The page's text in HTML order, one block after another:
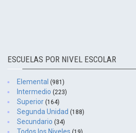
ESCUELAS POR NIVEL ESCOLAR
Elemental (981)
Intermedio (223)
Superior (164)
Segunda Unidad (188)
Secundario (34)